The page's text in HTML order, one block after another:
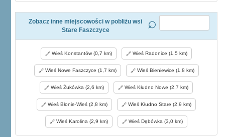
Zobacz inne miejscowości w pobliżu wsi
Stare Faszczyce
Wieś Konstantów (0,7 km) Wieś Radonice (1,5 km)
Wieś Nowe Faszczyce (1,7 km) Wieś Bieniewice (1,8 km)
Wieś Żukówka (2,6 km) Wieś Kłudno Nowe (2,7 km)
Wieś Błonie-Wieś (2,8 km) Wieś Kłudno Stare (2,9 km)
Wieś Karolina (2,9 km) Wieś Dębówka (3,0 km)